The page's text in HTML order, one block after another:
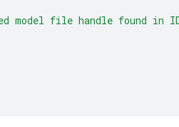
model file handle found in